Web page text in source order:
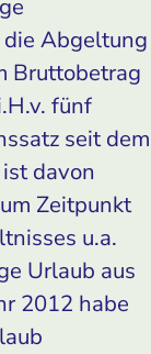
Abgeltung
Bruttobetrag
fünf
seit dem
davon
Zeitpunkt
u.a.
Urlaub aus
2012 habe